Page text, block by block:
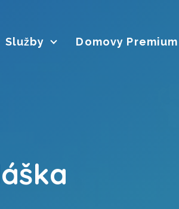
Služby Domovy Premium